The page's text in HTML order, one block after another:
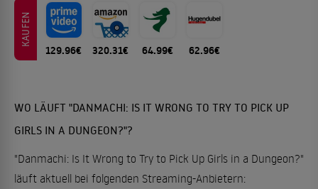
KAUFEN
129.96€ 320.31€ 64.99€ 62.96€
WO LÄUFT "DANMACHI: IS IT WRONG TO TRY TO PICK UP
GIRLS IN A DUNGEON?"?
"Danmachi: Is It Wrong to Try to Pick Up Girls in a Dungeon?"
läuft aktuell bei folgenden Streaming-Anbietern: